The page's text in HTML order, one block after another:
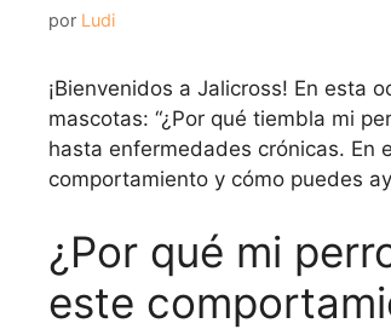
por Ludi
¡Bienvenidos a Jalicross! En esta
mascotas: “¿Por qué tiembla mi
hasta enfermedades crónicas. En
comportamiento y cómo puedes
¿Por qué mi
este